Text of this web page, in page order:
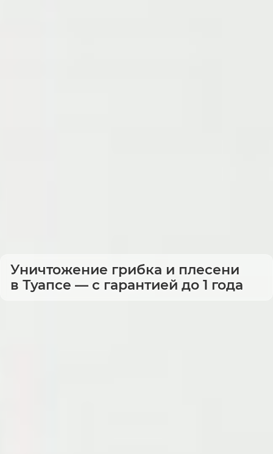
Уничтожение грибка и плесени
в Туапсе — с гарантией до 1 года